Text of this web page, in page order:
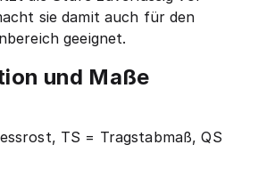
sie damit auch für den
geeignet.
und Maße
TS = Tragstabmaß, QS